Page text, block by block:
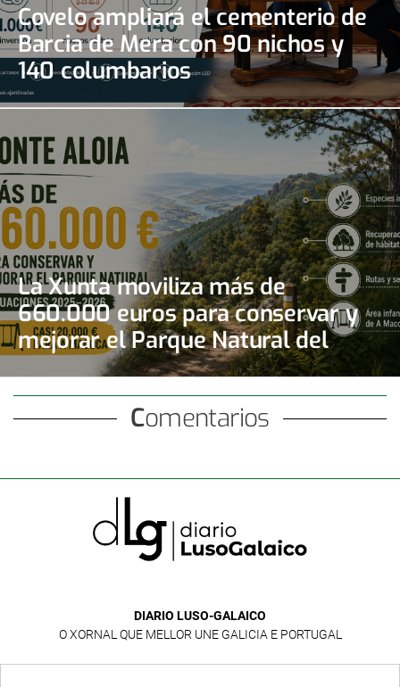
Covelo ampliará el cementerio de
Barcia de Mera con 90 nichos y
140 columbarios
La Xunta moviliza más de
660.000 euros para conservar y
mejorar el Parque Natural del
Monte Aloia
Comentarios
DIARIO LUSO-GALAICO
O XORNAL QUE MELLOR UNE GALICIA E PORTUGAL